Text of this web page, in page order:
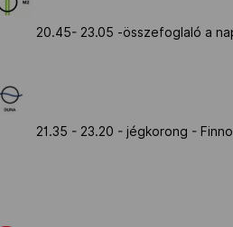
20.45- 23.05 -összefoglaló a
21.35 - 23.20 - jégkorong -